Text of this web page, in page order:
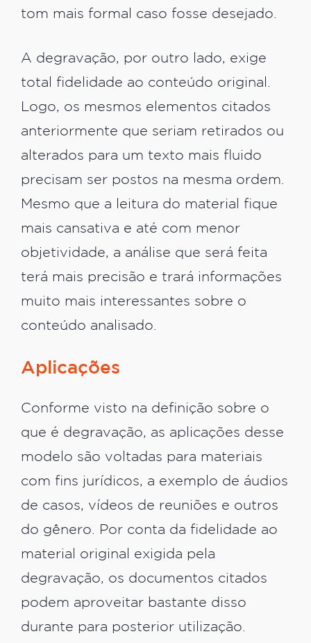
tom mais formal caso fosse desejado.
A degravação, por outro lado, exige
total fidelidade ao conteúdo original.
Logo, os mesmos elementos citados
anteriormente que seriam retirados ou
alterados para um texto mais fluido
precisam ser postos na mesma ordem.
Mesmo que a leitura do material fique
mais cansativa e até com menor
objetividade, a análise que será feita
terá mais precisão e trará informações
muito mais interessantes sobre o
conteúdo analisado.
Aplicações
Conforme visto na definição sobre o
que é degravação, as aplicações desse
modelo são voltadas para materiais
com fins jurídicos, a exemplo de áudios
de casos, vídeos de reuniões e outros
do gênero. Por conta da fidelidade ao
material original exigida pela
degravação, os documentos citados
podem aproveitar bastante disso
durante para posterior utilização.